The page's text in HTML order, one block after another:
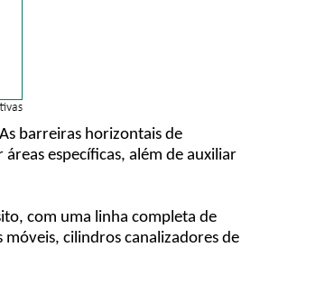
barreiras horizontais de
específicas, além de auxiliar
com uma linha completa de
cilindros canalizadores de